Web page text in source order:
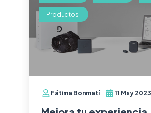
Fátima Bonmatí 11 May 2023
Productos